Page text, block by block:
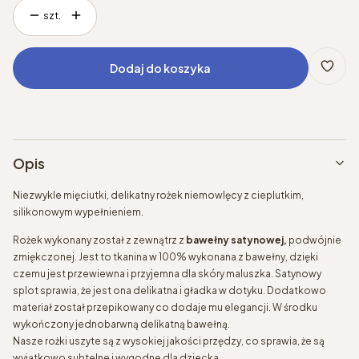
szt.
Dodaj do koszyka
Opis
Niezwykle mięciutki, delikatny rożek niemowlęcy z cieplutkim,
silikonowym wypełnieniem.
Rożek wykonany został z zewnątrz z bawełny satynowej, podwójnie
zmiękczonej. Jest to tkanina w 100% wykonana z bawełny, dzięki
czemu jest przewiewna i przyjemna dla skóry maluszka. Satynowy
splot sprawia, że jest ona delikatna i gładka w dotyku. Dodatkowo
materiał został przepikowany co dodaje mu elegancji. W środku
wykończony jednobarwną delikatną bawełną.
Nasze rożki uszyte są z wysokiej jakości przędzy, co sprawia, że są